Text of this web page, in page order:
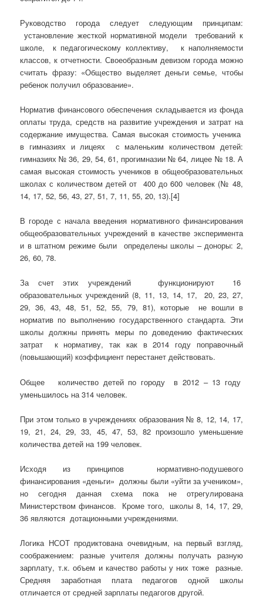
Руководство города следует следующим принципам:
установление жесткой нормативной модели требований к
школе, к педагогическому коллективу, к наполняемости
классов, к отчетности. Своеобразным девизом города можно
считать фразу: «Общество выделяет деньги семье, чтобы
ребенок получил образование».
Норматив финансового обеспечения складывается из фонда
оплаты труда, средств на развитие учреждения и затрат на
содержание имущества. Самая высокая стоимость ученика
в гимназиях и лицеях с маленьким количеством детей:
гимназиях № 36, 29, 54, 61, прогимназии № 64, лицее № 18. А
самая высокая стоимость учеников в общеобразовательных
школах с количеством детей от 400 до 600 человек (№ 48,
14, 17, 52, 56, 43, 27, 51, 7, 11, 55, 20, 13).[4]
В городе с начала введения нормативного финансирования
общеобразовательных учреждений в качестве эксперимента
и в штатном режиме были определены школы – доноры: 2,
26, 60, 78.
За счет этих учреждений функционируют 16
образовательных учреждений (8, 11, 13, 14, 17, 20, 23, 27,
29, 36, 43, 48, 51, 52, 55, 79, 81), которые не вошли в
норматив по выполнению государственного стандарта. Эти
школы должны принять меры по доведению фактических
затрат к нормативу, так как в 2014 году поправочный
(повышающий) коэффициент перестанет действовать.
Общее количество детей по городу в 2012 – 13 году
уменьшилось на 314 человек.
При этом только в учреждениях образования № 8, 12, 14, 17,
19, 21, 24, 29, 33, 45, 47, 53, 82 произошло уменьшение
количества детей на 199 человек.
Исходя из принципов нормативно-подушевого
финансирования «деньги» должны были «уйти за учеником»,
но сегодня данная схема пока не отрегулирована
Министерством финансов. Кроме того, школы 8, 14, 17, 29,
36 являются дотационными учреждениями.
Логика НСОТ продиктована очевидным, на первый взгляд,
соображением: разные учителя должны получать разную
зарплату, т.к. объем и качество работы у них тоже разные.
Средняя заработная плата педагогов одной школы
отличается от средней зарплаты педагогов другой.